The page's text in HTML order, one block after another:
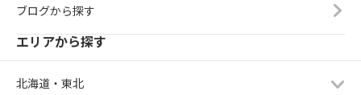
ブログから探す
エリアから探す
北海道・東北